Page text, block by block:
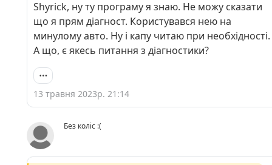
Я чому спитав. Є одноіменна програма по
диагностиці , ось так. Якщо одна шебутна
голова ,то добре ,а якщо дві .......😁. Наразі все
зрозуміло. Тихої ночі.
Shyrick, ну ту програму я знаю. Не можу сказати
що я прям діагност. Користувався нею на
минулому авто. Ну і капу читаю при необхідності.
А що, є якесь питання з діагностики?
13 травня 2023р. 21:14
Без коліс :(